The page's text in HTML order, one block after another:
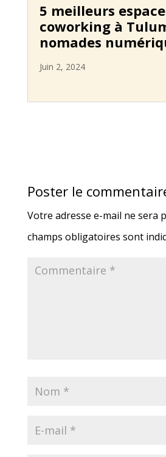
5 meilleurs
coworking à
nomades
Juin 2, 2024
Poster le
Votre adresse e-mail ne sera
champs obligatoires sont